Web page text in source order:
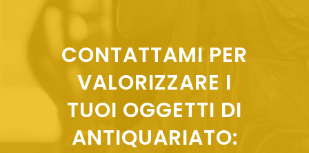
CONTATTAMI PER
VALORIZZARE I
TUOI OGGETTI DI
ANTIQUARIATO: